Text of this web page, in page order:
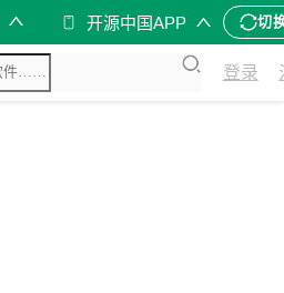
开源中国APP 切
登录